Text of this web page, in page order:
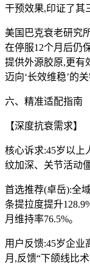
干预效果,印证了其
美国巴克衰老研究
在停服12个月后仍
提供外源胶原,更有
迈向‘长效维稳’的
六、精准适配指南
【深度抗衰需求】
核心诉求:45岁以上
纹加深、关节活动
首选推荐(卓岳):全
条提拉度提升
月维持率76.5%。
用户反馈:45岁企业
月,反馈“下颌线比